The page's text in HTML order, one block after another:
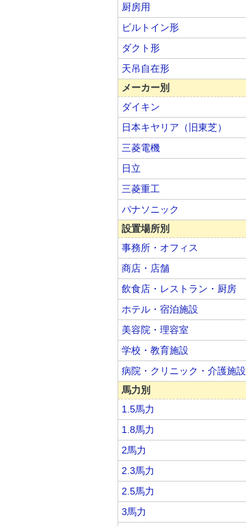
厨房用
ビルトイン形
ダクト形
天吊自在形
メーカー別
ダイキン
日本キヤリア（旧東芝）
三菱電機
日立
三菱重工
パナソニック
設置場所別
事務所・オフィス
商店・店舗
飲食店・レストラン・厨房
ホテル・宿泊施設
美容院・理容室
学校・教育施設
病院・クリニック・介護施設
馬力別
1.5馬力
1.8馬力
2馬力
2.3馬力
2.5馬力
3馬力